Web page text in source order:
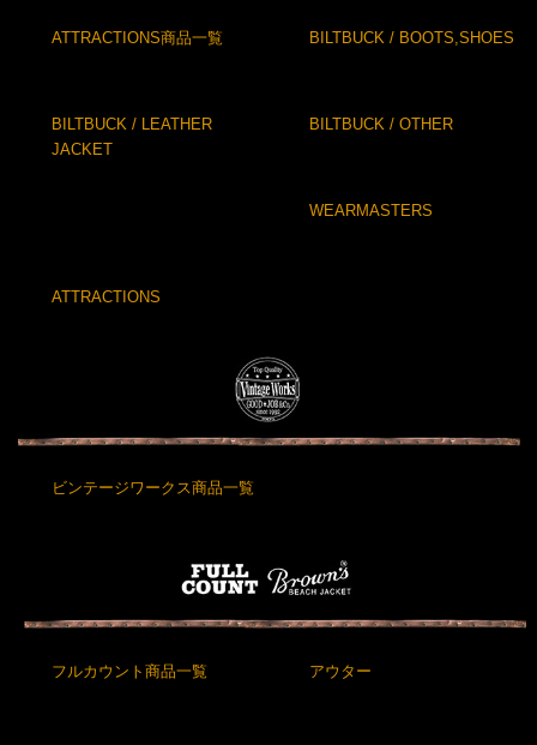
ATTRACTIONS商品一覧 BILTBUCK / BOOTS,SHOES
BILTBUCK / LEATHER
JACKET
BILTBUCK / OTHER
WEARMASTERS
ATTRACTIONS
ビンテージワークス商品一覧
フルカウント商品一覧 アウター